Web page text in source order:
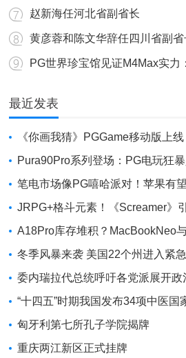
赵新海任河北省副省长
最近发表
《你画我猜》PGGame移动版上
平台互动新玩法
Pura90Pro系列登场：PG电玩狂
旗舰性能升级
笔电市场像PG嘻哈派对！苹果有
尔进前三
JRPG+格斗元素！《Screamer》
讯手游新焦点
A18Pro库存堆积？MacBookNeo
火焰狂潮意外同框
冬季风暴来袭 美国22个州进入紧
委内瑞拉代总统呼吁各党派展开政
“十四五”时期我国发布34项中医国
匈牙利第七所孔子学院揭牌
重庆两江新区正式挂牌